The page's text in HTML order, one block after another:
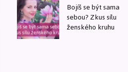
Bojíš se být sama
sebou? Zkus sílu
ženského kruhu